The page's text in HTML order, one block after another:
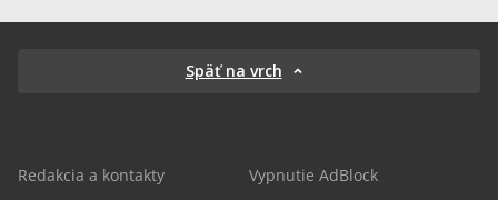
Späť na vrch
Redakcia a kontakty Vypnutie AdBlock